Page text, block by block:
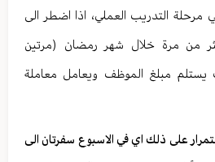
التدريب العملي، اذا اضطر الى
من مرة خلال شهر رمضان (مرتين
يستلم مبلغ الموظف ويعامل معاملة
على ذلك اي في الاسبوع سفرتان الى